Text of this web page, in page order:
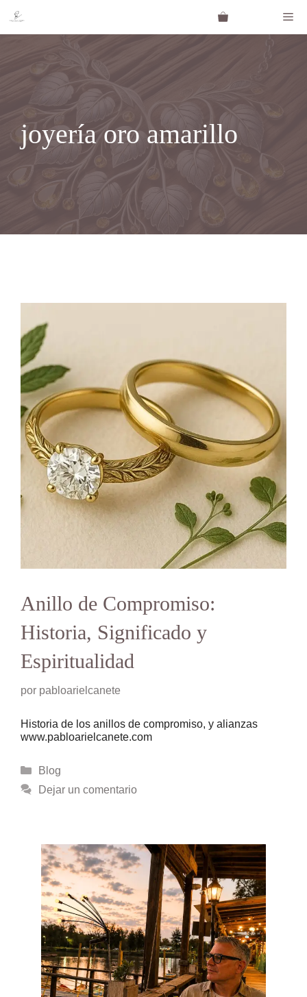
contenido
joyería oro amarillo
Anillo de Compromiso:
Historia, Significado y
Espiritualidad
por pabloarielcanete
Historia de los anillos de compromiso, y alianzas
www.pabloarielcanete.com
Categorías
Blog
Dejar un comentario